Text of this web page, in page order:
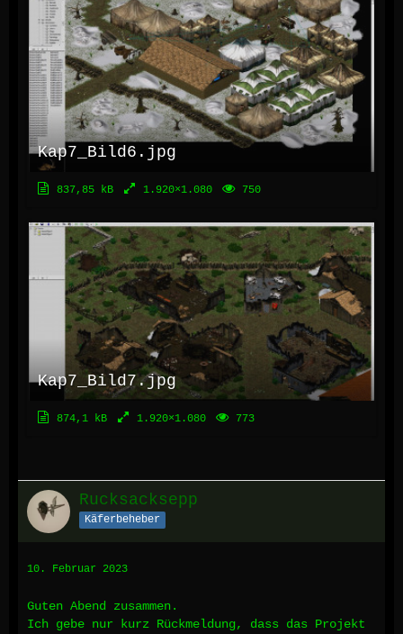
Kap7_Bild6.jpg
837,85 kB 1.920×1.080 750
Kap7_Bild7.jpg
874,1 kB 1.920×1.080 773
Rucksacksepp
Käferbeheber
10. Februar 2023
Guten Abend zusammen.
Ich gebe nur kurz Rückmeldung, dass das Projekt